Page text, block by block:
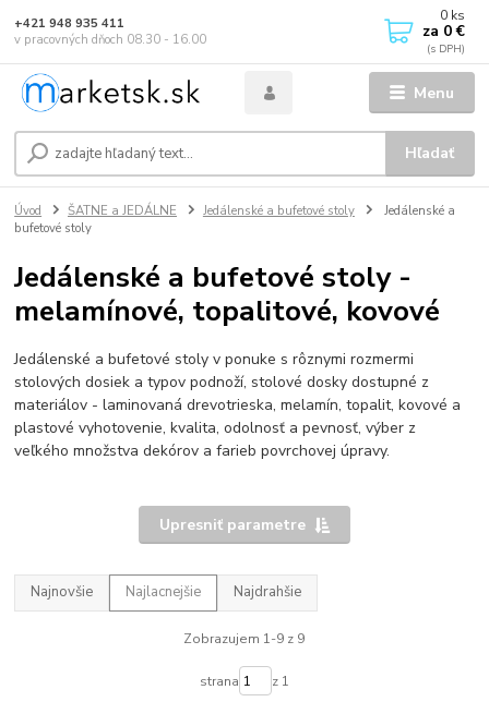
Menu
Hľadať
+421 948 935 411
v pracovných dňoch 08.30 - 16.00
0 ks
za 0 €
Úvod ŠATNE a JEDÁLNE Jedálenské a bufetové stoly
Jedálenské a
bufetové stoly
Jedálenské a bufetové stoly -
melamínové, topalitové, kovové
Jedálenské a bufetové stoly v ponuke s rôznymi rozmermi
stolových dosiek a typov podnoží, stolové dosky dostupné z
materiálov - laminovaná drevotrieska, melamín, topalit, kovové a
plastové vyhotovenie, kvalita, odolnosť a pevnosť, výber z
veľkého množstva dekórov a farieb povrchovej úpravy.
Upresniť parametre
Najnovšie Najlacnejšie Najdrahšie
Zobrazujem 1-9 z 9
strana z 1